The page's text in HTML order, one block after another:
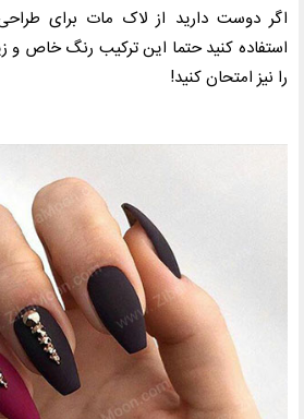
اگر دوست دارید از لاک مات برای
استفاده کنید حتما این ترکیب رنگ خاص و
را نیز امتحان کنید!